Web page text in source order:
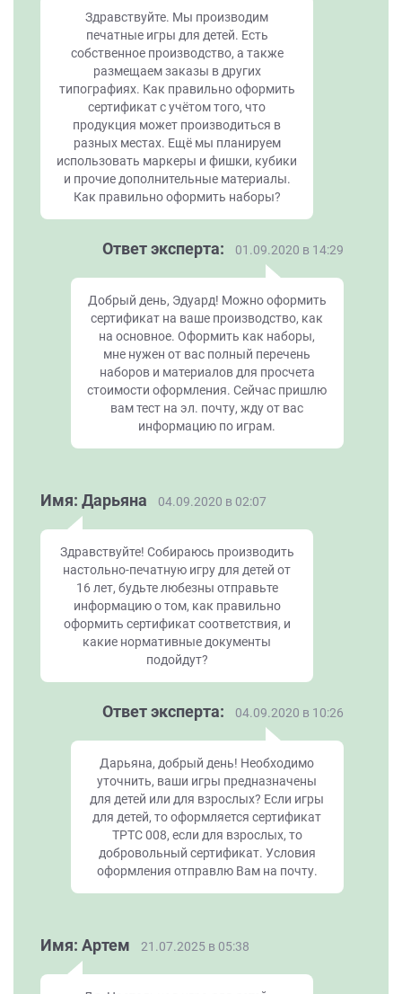
Здравствуйте. Мы производим
печатные игры для детей. Есть
собственное производство, а также
размещаем заказы в других
типографиях. Как правильно оформить
сертификат с учётом того, что
продукция может производиться в
разных местах. Ещё мы планируем
использовать маркеры и фишки, кубики
и прочие дополнительные материалы.
Как правильно оформить наборы?
Ответ эксперта: 01.09.2020 в 14:29
Добрый день, Эдуард! Можно оформить
сертификат на ваше производство, как
на основное. Оформить как наборы,
мне нужен от вас полный перечень
наборов и материалов для просчета
стоимости оформления. Сейчас пришлю
вам тест на эл. почту, жду от вас
информацию по играм.
Имя: Дарьяна 04.09.2020 в 02:07
Здравствуйте! Собираюсь производить
настольно-печатную игру для детей от
16 лет, будьте любезны отправьте
информацию о том, как правильно
оформить сертификат соответствия, и
какие нормативные документы
подойдут?
Ответ эксперта: 04.09.2020 в 10:26
Дарьяна, добрый день! Необходимо
уточнить, ваши игры предназначены
для детей или для взрослых? Если игры
для детей, то оформляется сертификат
ТРТС 008, если для взрослых, то
добровольный сертификат. Условия
оформления отправлю Вам на почту.
Имя: Артем 21.07.2025 в 05:38